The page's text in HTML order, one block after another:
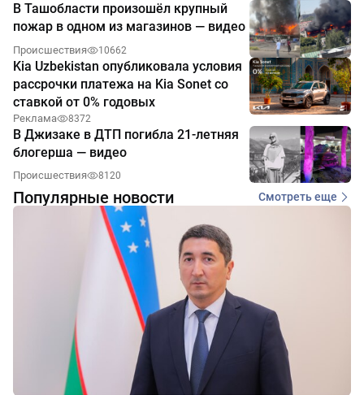
В Ташобласти произошёл крупный
пожар в одном из магазинов — видео
Происшествия 10662
Kia Uzbekistan опубликовала условия
рассрочки платежа на Kia Sonet со
ставкой от 0% годовых
Реклама 8372
В Джизаке в ДТП погибла 21-летняя
блогерша — видео
Происшествия 8120
Популярные новости Смотреть еще